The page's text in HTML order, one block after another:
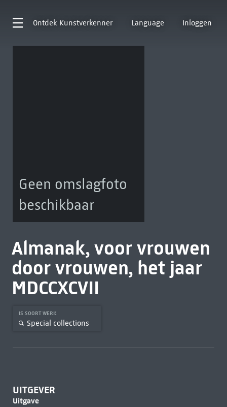
Ontdek Kunstverkenner Language Inloggen
Geen omslagfoto
beschikbaar
Almanak, voor vrouwen
door vrouwen, het jaar
MDCCXCVII
IS SOORT WERK
Special collections
UITGEVER
Uitgave